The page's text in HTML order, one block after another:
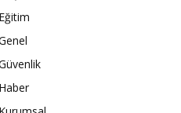
Eğitim
Haber